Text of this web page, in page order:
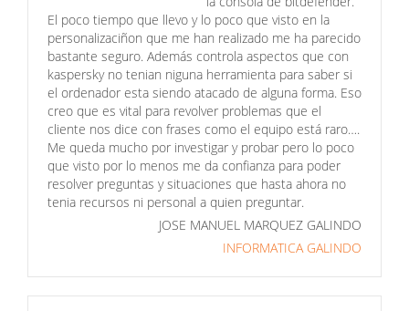
El poco tiempo que llevo y lo poco que visto en la
personalizaciñon que me han realizado me ha parecido
bastante seguro. Además controla aspectos que con
kaspersky no tenian niguna herramienta para saber si
el ordenador esta siendo atacado de alguna forma. Eso
creo que es vital para revolver problemas que el
cliente nos dice con frases como el equipo está raro….
Me queda mucho por investigar y probar pero lo poco
que visto por lo menos me da confianza para poder
resolver preguntas y situaciones que hasta ahora no
tenia recursos ni personal a quien preguntar.
JOSE MANUEL MARQUEZ GALINDO
INFORMATICA GALINDO